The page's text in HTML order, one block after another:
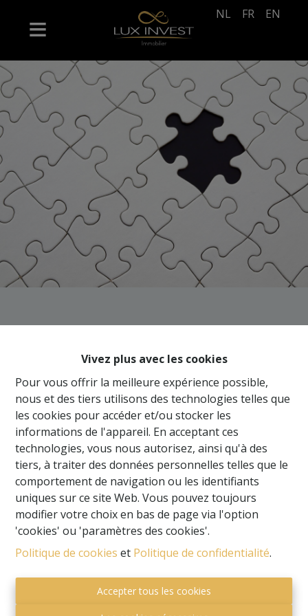
Vivez plus avec les cookies
Pour vous offrir la meilleure expérience possible,
nous et des tiers utilisons des technologies telles que
les cookies pour accéder et/ou stocker les
informations de l'appareil. En acceptant ces
technologies, vous nous autorisez, ainsi qu'à des
tiers, à traiter des données personnelles telles que le
comportement de navigation ou les identifiants
uniques sur ce site Web. Vous pouvez toujours
modifier votre choix en bas de page via l'option
'cookies' ou 'paramètres des cookies'.
Politique de cookies et Politique de confidentialité.
Accepter tous les cookies
NL FR EN
plus
À Vendre À Louer